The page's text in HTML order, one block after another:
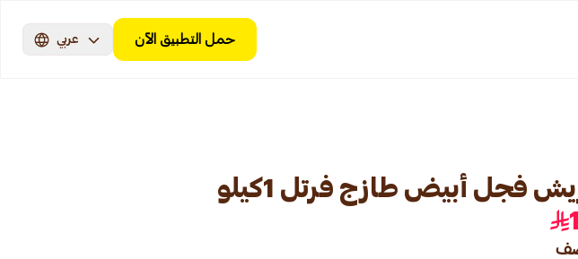
حمل التطبيق الآن عربي
فجل أبيض طازج فرتل 1كيلو